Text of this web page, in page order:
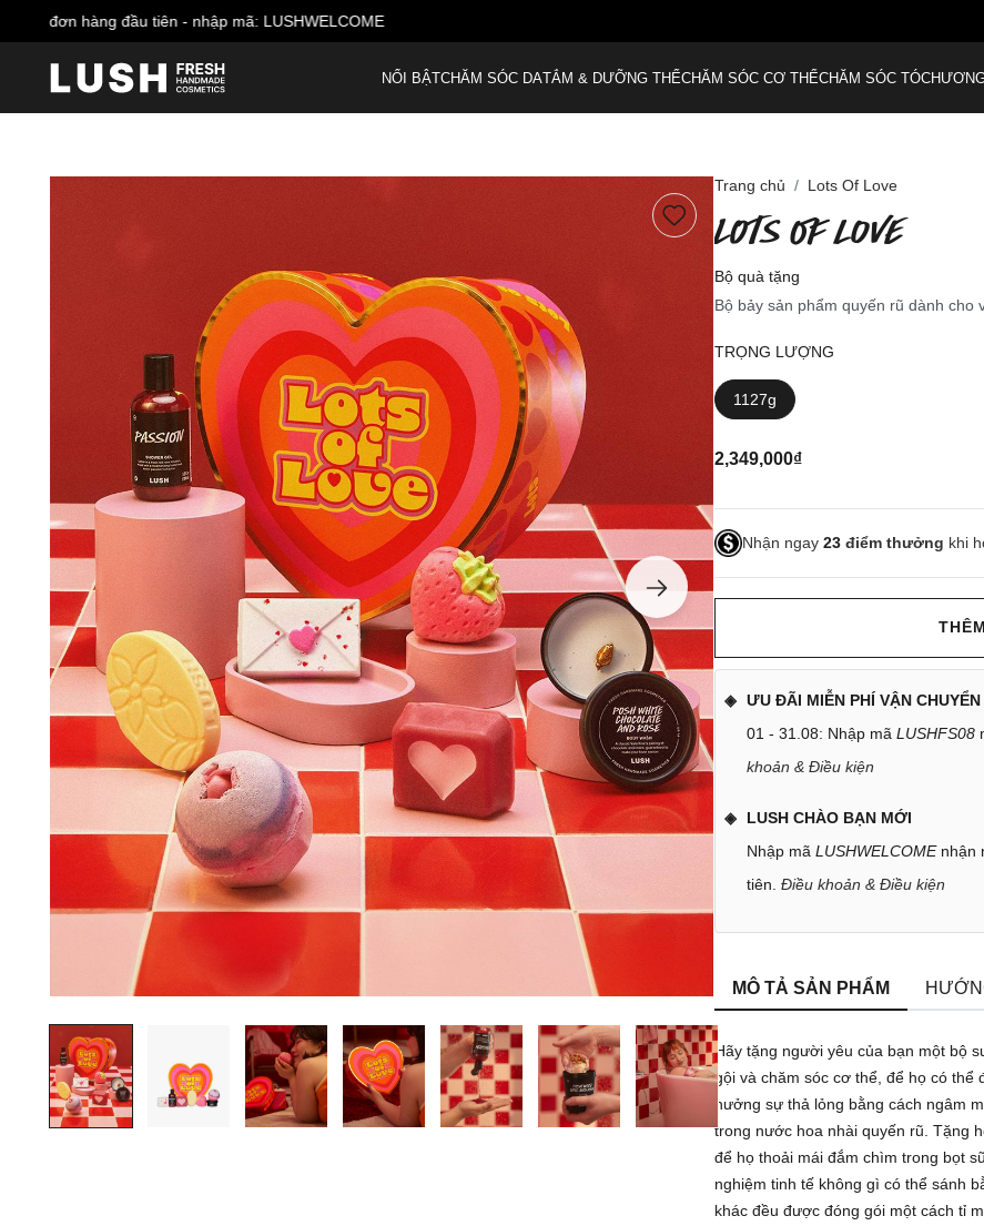
NỔI BẬTCHĂM SÓC DATẮM & DƯỠNG THỂCHĂM SÓC CƠ THỂCHĂM SÓC TÓC
Trang chủ Lots Of Love
LOTS OF LOVE
Bộ quà tặng
Bộ bảy sản phẩm quyến rũ dành cho
TRỌNG LƯỢNG
1127g
2,349,000₫
Nhận ngay 23 điểm thưởng khi
ƯU ĐÃI MIỄN PHÍ VẬN CHUYỂN
01 - 31.08: Nhập mã LUSHFS08
khoản & Điều kiện
LUSH CHÀO BẠN MỚI
Nhập mã LUSHWELCOMEnhận
tiên. Điều khoản & Điều kiện
MÔ TẢ SẢN PHẨM
Hãy tặng người yêu của bạn một bộ
gội và chăm sóc cơ thể, để họ có thể
hưởng sự thả lỏng bằng cách ngâm
trong nước hoa nhài quyến rũ. Tặng
để họ thoải mái đắm chìm trong bọt
nghiệm tinh tế không gì có thể sánh
khác đều được đóng gói một cách tỉ